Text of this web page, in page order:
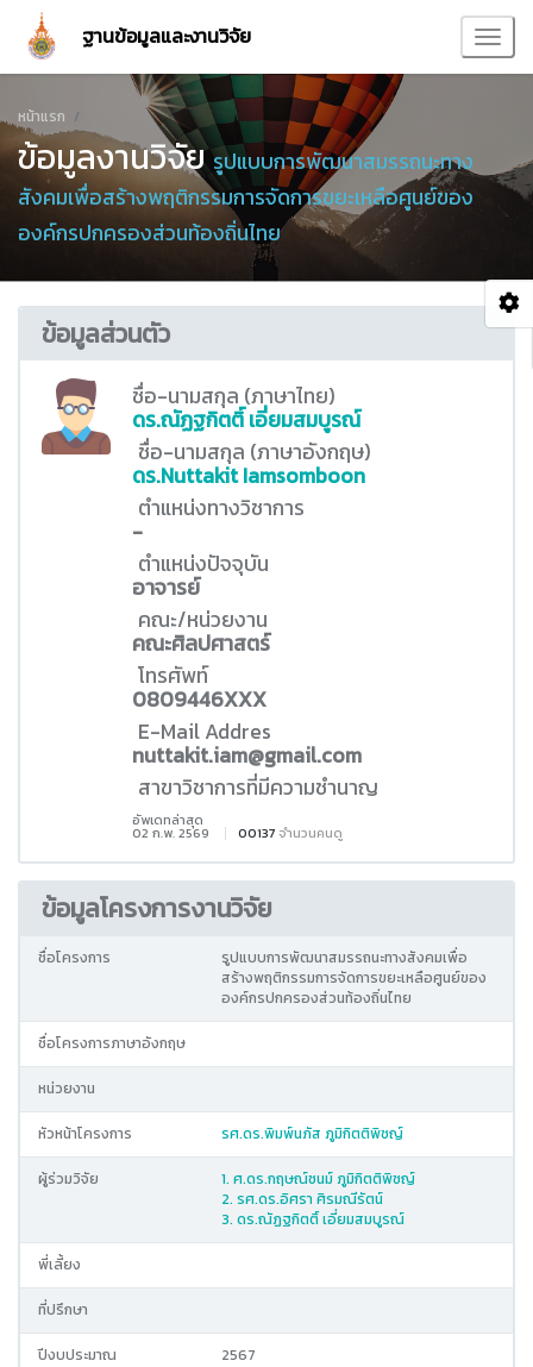
ฐานข้อมูลและงานวิจัย
หน้าแรก
ข้อมูลงานวิจัยรูปแบบการพัฒนาสมรรถนะทาง
สังคมเพื่อสร้างพฤติกรรมการจัดการขยะเหลือศูนย์ของ
องค์กรปกครองส่วนท้องถิ่นไทย
ข้อมูลส่วนตัว
ชื่อ-นามสกุล (ภาษาไทย)
ดร.ณัฏฐกิตติ์ เอี่ยมสมบูรณ์
ชื่อ-นามสกุล (ภาษาอังกฤษ)
ดร.Nuttakit Iamsomboon
ตำแหน่งทางวิชาการ
-
ตำแหน่งปัจจุบัน
อาจารย์
คณะ/หน่วยงาน
คณะศิลปศาสตร์
โทรศัพท์
0809446XXX
E-Mail Addres
nuttakit.iam@gmail.com
สาขาวิชาการที่มีความชำนาญ
อัพเดทล่าสุด
02 ก.พ. 2569 00137จำนวนคนดู
ข้อมูลโครงการงานวิจัย
ชื่อโครงการ
รูปแบบการพัฒนาสมรรถนะทางสังคมเพื่อ
สร้างพฤติกรรมการจัดการขยะเหลือศูนย์ของ
องค์กรปกครองส่วนท้องถิ่นไทย
ชื่อโครงการภาษาอังกฤษ
หน่วยงาน
หัวหน้าโครงการ รศ.ดร.พิมพ์นภัส ภูมิกิตติพิชญ์
ผู้ร่วมวิจัย
1. ศ.ดร.กฤษณ์ชนม์ ภูมิกิตติพิชญ์
2. รศ.ดร.อิศรา ศิรมณีรัตน์
3. ดร.ณัฏฐกิตติ์ เอี่ยมสมบูรณ์
พี่เลี้ยง
ที่ปรึกษา
ปีงบประมาณ 2567